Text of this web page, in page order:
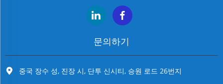
문의하기
중국 장수 성, 진장 시, 단투 신시티, 승원 로드 26번지